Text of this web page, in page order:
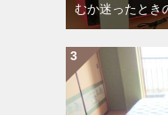
むか迷ったとき